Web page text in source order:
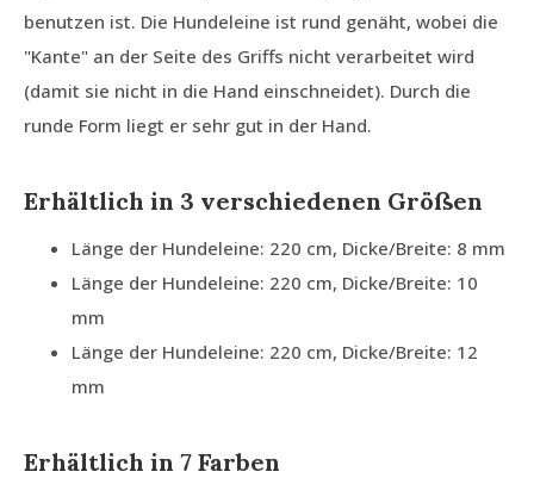
benutzen ist. Die Hundeleine ist rund genäht, wobei die
"Kante" an der Seite des Griffs nicht verarbeitet wird
(damit sie nicht in die Hand einschneidet). Durch die
runde Form liegt er sehr gut in der Hand.
Erhältlich in 3 verschiedenen Größen
Länge der Hundeleine: 220 cm, Dicke/Breite: 8 mm
Länge der Hundeleine: 220 cm, Dicke/Breite: 10
mm
Länge der Hundeleine: 220 cm, Dicke/Breite: 12
mm
Erhältlich in 7 Farben